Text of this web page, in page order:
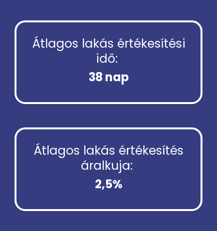
Átlagos lakás értékesítési
idő:
38 nap
Átlagos lakás értékesítés
áralkuja:
2,5%